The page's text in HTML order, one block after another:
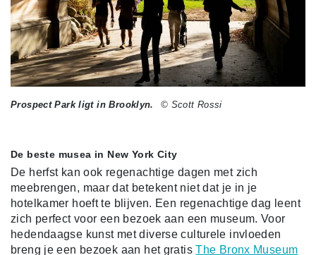
Prospect Park ligt in Brooklyn. © Scott Rossi
De beste musea in New York City
De herfst kan ook regenachtige dagen met zich
meebrengen, maar dat betekent niet dat je in je
hotelkamer hoeft te blijven. Een regenachtige dag leent
zich perfect voor een bezoek aan een museum. Voor
hedendaagse kunst met diverse culturele invloeden
breng je een bezoek aan het gratisThe Bronx Museum